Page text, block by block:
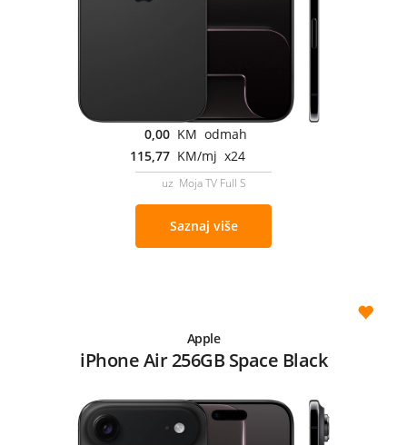
0,00 KM odmah
115,77 KM/mj x24
uz Moja TV Full S
Saznaj više
Apple
iPhone Air 256GB Space Black